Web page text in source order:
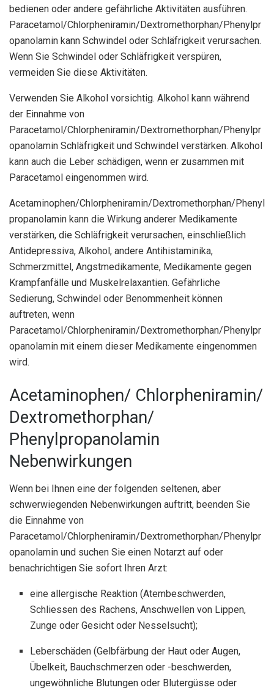
bedienen oder andere gefährliche Aktivitäten ausführen.
Paracetamol/Chlorpheniramin/Dextromethorphan/Phenylpr
opanolamin kann Schwindel oder Schläfrigkeit verursachen.
Wenn Sie Schwindel oder Schläfrigkeit verspüren,
vermeiden Sie diese Aktivitäten.
Verwenden Sie Alkohol vorsichtig. Alkohol kann während
der Einnahme von
Paracetamol/Chlorpheniramin/Dextromethorphan/Phenylpr
opanolamin Schläfrigkeit und Schwindel verstärken. Alkohol
kann auch die Leber schädigen, wenn er zusammen mit
Paracetamol eingenommen wird.
Acetaminophen/Chlorpheniramin/Dextromethorphan/Phenyl
propanolamin kann die Wirkung anderer Medikamente
verstärken, die Schläfrigkeit verursachen, einschließlich
Antidepressiva, Alkohol, andere Antihistaminika,
Schmerzmittel, Angstmedikamente, Medikamente gegen
Krampfanfälle und Muskelrelaxantien. Gefährliche
Sedierung, Schwindel oder Benommenheit können
auftreten, wenn
Paracetamol/Chlorpheniramin/Dextromethorphan/Phenylpr
opanolamin mit einem dieser Medikamente eingenommen
wird.
Acetaminophen/ Chlorpheniramin/
Dextromethorphan/
Phenylpropanolamin
Nebenwirkungen
Wenn bei Ihnen eine der folgenden seltenen, aber
schwerwiegenden Nebenwirkungen auftritt, beenden Sie
die Einnahme von
Paracetamol/Chlorpheniramin/Dextromethorphan/Phenylpr
opanolamin und suchen Sie einen Notarzt auf oder
benachrichtigen Sie sofort Ihren Arzt:
eine allergische Reaktion (Atembeschwerden,
Schliessen des Rachens, Anschwellen von Lippen,
Zunge oder Gesicht oder Nesselsucht);
Leberschäden (Gelbfärbung der Haut oder Augen,
Übelkeit, Bauchschmerzen oder -beschwerden,
ungewöhnliche Blutungen oder Blutergüsse oder